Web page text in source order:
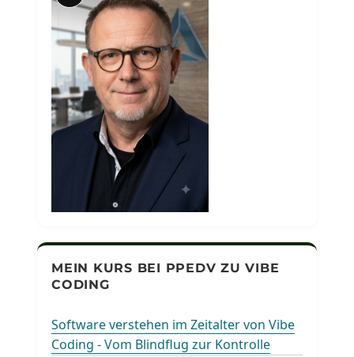
MEIN KURS BEI PPEDV ZU VIBE
CODING
Software verstehen im Zeitalter von Vibe
Coding - Vom Blindflug zur Kontrolle